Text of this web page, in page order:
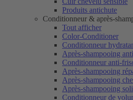
Produits antichute
Conditionneur & après-
Tout afficher
Color-Conditioner
Conditionneur
Après-shampooing
Conditionneur anti-
Après-shampooing
Après-shampooing
Après-shampooing
Conditionneur de